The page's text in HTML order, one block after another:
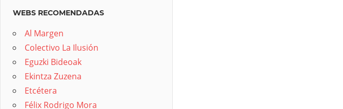
WEBS RECOMENDADAS
Al Margen
Colectivo La Ilusión
Eguzki Bideoak
Ekintza Zuzena
Etcétera
Félix Rodrigo Mora